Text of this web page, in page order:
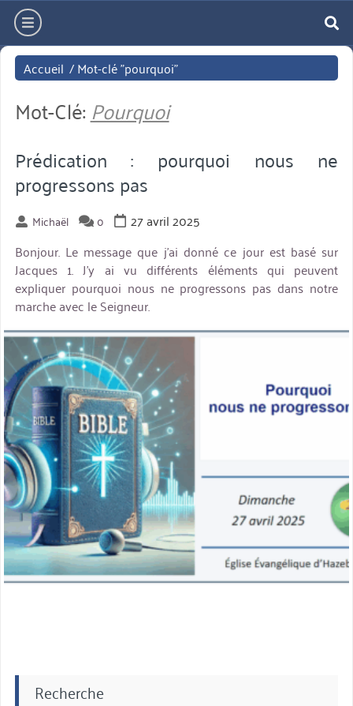
Aller
directement
au
contenu
hamburger
Accueil /Mot-clé "pourquoi"
Mot-Clé: Pourquoi
Prédication : pourquoi nous ne
progressons pas
Michaël 0
27 avril 2025
Bonjour. Le message que j’ai donné ce jour est basé sur
Jacques 1. J’y ai vu différents éléments qui peuvent
expliquer pourquoi nous ne progressons pas dans notre
marche avec le Seigneur.
miniature
Recherche